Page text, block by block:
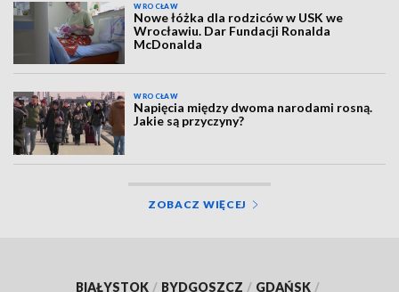
WROCŁAW
Nowe łóżka dla rodziców w USK we
Wrocławiu. Dar Fundacji Ronalda
McDonalda
WROCŁAW
Napięcia między dwoma narodami rosną.
Jakie są przyczyny?
ZOBACZ WIĘCEJ
BIAŁYSTOK / BYDGOSZCZ / GDAŃSK /